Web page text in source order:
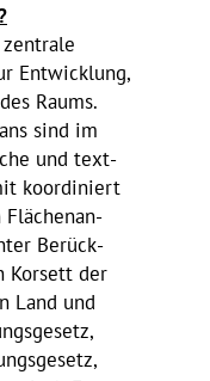
Entwick­lung,
Raums.
sind im
und text­
koor­di­niert
Flächen­an­
Berück­
Korsett der
Land und